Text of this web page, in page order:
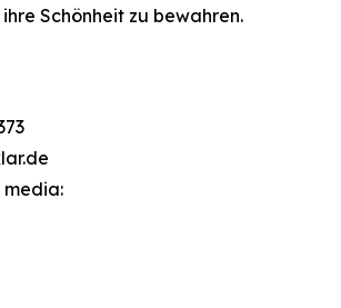
Schönheit zu bewahren.
media: